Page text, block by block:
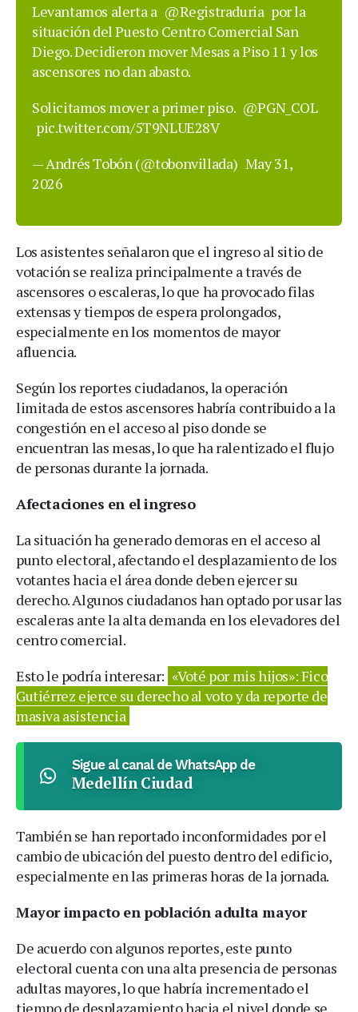
Levantamos alerta a @Registraduria por la
situación del Puesto Centro Comercial San
Diego. Decidieron mover Mesas a Piso 11 y los
ascensores no dan abasto.
Solicitamos mover a primer piso. @PGN_COL
pic.twitter.com/5T9NLUE28V
— Andrés Tobón (@tobonvillada) May 31,
2026
Los asistentes señalaron que el ingreso al sitio de
votación se realiza principalmente a través de
ascensores o escaleras, lo que ha provocado filas
extensas y tiempos de espera prolongados,
especialmente en los momentos de mayor
afluencia.
Según los reportes ciudadanos, la operación
limitada de estos ascensores habría contribuido a la
congestión en el acceso al piso donde se
encuentran las mesas, lo que ha ralentizado el flujo
de personas durante la jornada.
Afectaciones en el ingreso
La situación ha generado demoras en el acceso al
punto electoral, afectando el desplazamiento de los
votantes hacia el área donde deben ejercer su
derecho. Algunos ciudadanos han optado por usar las
escaleras ante la alta demanda en los elevadores del
centro comercial.
Esto le podría interesar: «Voté por mis hijos»: Fico
Gutiérrez ejerce su derecho al voto y da reporte de
masiva asistencia
Sigue al canal de WhatsApp de
Medellín Ciudad
También se han reportado inconformidades por el
cambio de ubicación del puesto dentro del edificio,
especialmente en las primeras horas de la jornada.
Mayor impacto en población adulta mayor
De acuerdo con algunos reportes, este punto
electoral cuenta con una alta presencia de personas
adultas mayores, lo que habría incrementado el
tiempo de desplazamiento hacia el nivel donde se